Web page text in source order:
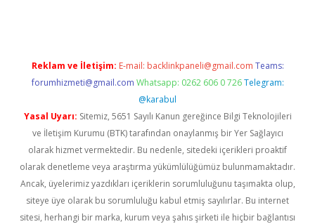
Reklam ve İletişim: E-mail: backlinkpaneli@gmail.com Teams:
forumhizmeti@gmail.com Whatsapp: 0262 606 0 726 Telegram:
@karabul
Yasal Uyarı: Sitemiz, 5651 Sayılı Kanun gereğince Bilgi Teknolojileri
ve İletişim Kurumu (BTK) tarafından onaylanmış bir Yer Sağlayıcı
olarak hizmet vermektedir. Bu nedenle, sitedeki içerikleri proaktif
olarak denetleme veya araştırma yükümlülüğümüz bulunmamaktadır.
Ancak, üyelerimiz yazdıkları içeriklerin sorumluluğunu taşımakta olup,
siteye üye olarak bu sorumluluğu kabul etmiş sayılırlar. Bu internet
sitesi, herhangi bir marka, kurum veya şahıs şirketi ile hiçbir bağlantısı